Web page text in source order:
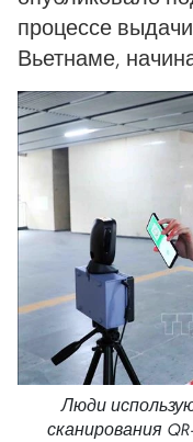
процессе
Вьетнаме,
Люди
сканирования